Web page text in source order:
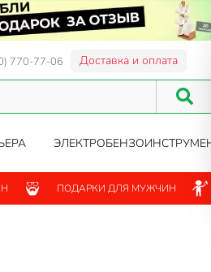
770-77-06 Доставка и оплата
ПОДАРКИ ДЛЯ МУЖЧИН